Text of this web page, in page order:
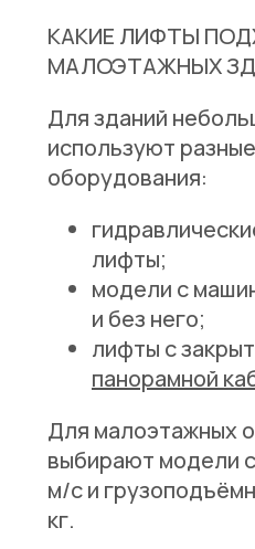
КАКИЕ ЛИФТЫ
МАЛОЭТАЖНЫХ
Для зданий
используют
оборудования:
лифты;
модели с
и без него;
лифты с
панорамной
Для малоэтажных
выбирают модели
м/с и
кг.